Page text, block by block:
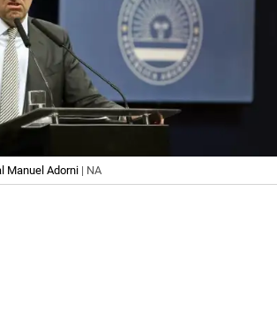
Manuel Adorni | NA